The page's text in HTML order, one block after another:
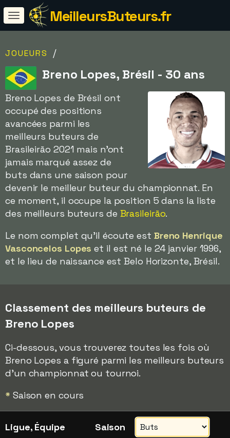
MeilleursButeurs.fr
JOUEURS /
Breno Lopes, Brésil - 30 ans
Breno Lopes de Brésil ont
occupé des positions
avancées parmi les
meilleurs buteurs de
Brasileirão 2021 mais n'ont
jamais marqué assez de
buts dans une saison pour
devenir le meilleur buteur du championnat. En
ce moment, il occupe la position 5 dans la liste
des meilleurs buteurs de Brasileirão.
Le nom complet qu'il écoute est Breno Henrique
Vasconcelos Lopes et il est né le 24 janvier 1996,
et le lieu de naissance est Belo Horizonte, Brésil.
Classement des meilleurs buteurs de
Breno Lopes
Ci-dessous, vous trouverez toutes les fois où
Breno Lopes a figuré parmi les meilleurs buteurs
d'un championnat ou tournoi.
* Saison en cours
Ligue, Équipe Saison